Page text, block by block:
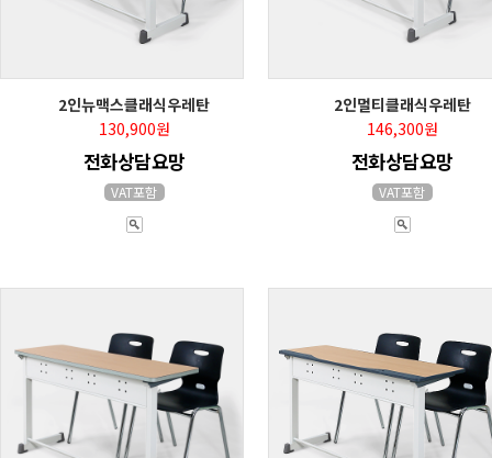
2인뉴맥스클래식우레탄
130,900원
전화상담요망
VAT포함
2인멀티클래식우레탄
146,300원
전화상담요망
VAT포함